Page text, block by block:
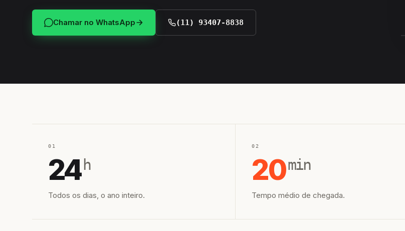
Chamar no WhatsApp (11) 93407-8838
01
24 h
Todos os dias, o ano inteiro.
02
20min
Tempo médio de chegada.